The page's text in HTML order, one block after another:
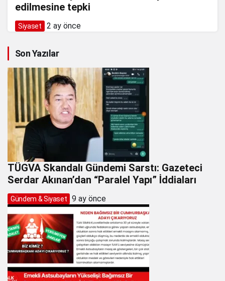
edilmesine tepki
Siyaset 2 ay önce
Son Yazılar
TÜGVA Skandalı Gündemi Sarstı: Gazeteci
Serdar Akınan’dan “Paralel Yapı” İddiaları
Gündem & Siyaset 9 ay önce